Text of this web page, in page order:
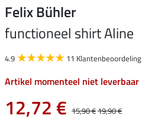
Felix Bühler
functioneel shirt Aline
4.9 11 Klantenbeoordeling
Artikel momenteel niet leverbaar
12,72 € 15,90 €19,90 €